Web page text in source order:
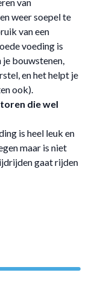
weer soepel te
van een
voeding is
bouwstenen,
en het helpt je
ook).
die wel
is heel leuk en
maar is niet
gaat rijden
Afwijzen